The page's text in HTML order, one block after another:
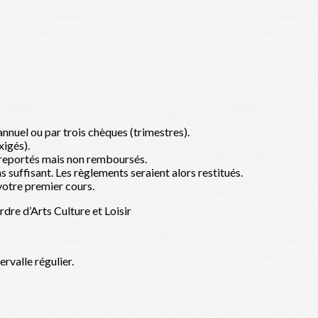
ou par trois chèques (trimestres).
mais non remboursés.
suffisant. Les règlements seraient alors restitués.
premier cours.
d’Arts Culture et Loisir
régulier.